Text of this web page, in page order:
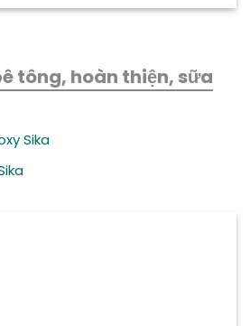
tông, hoàn thiện, sữa
Sika